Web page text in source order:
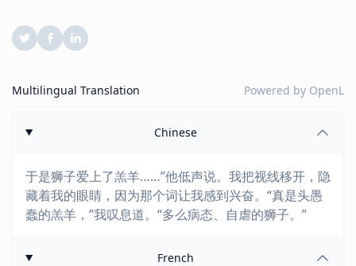
Multilingual Translation Powered by OpenL
Chinese
于是狮子爱上了羔羊……”他低声说。我把视线移开，隐
藏着我的眼睛，因为那个词让我感到兴奋。“真是头愚
蠢的羔羊，”我叹息道。“多么病态、自虐的狮子。”
French